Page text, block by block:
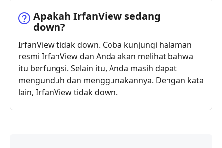
Apakah IrfanView sedang
down?
IrfanView tidak down. Coba kunjungi halaman
resmi IrfanView dan Anda akan melihat bahwa
itu berfungsi. Selain itu, Anda masih dapat
mengunduh dan menggunakannya. Dengan kata
lain, IrfanView tidak down.